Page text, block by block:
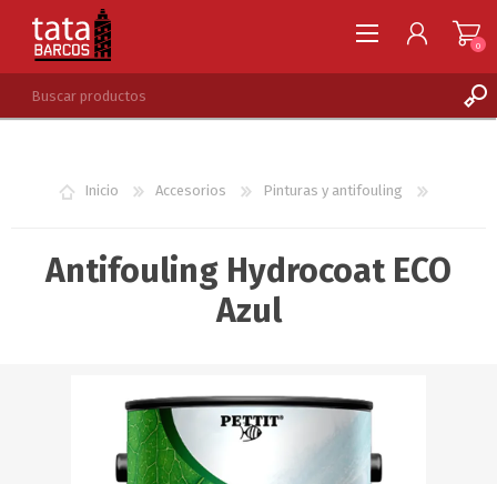
LISTA DE DESEOS
0
Inicio Accesorios Pinturas y antifouling
Antifouling Hydrocoat ECO
Azul